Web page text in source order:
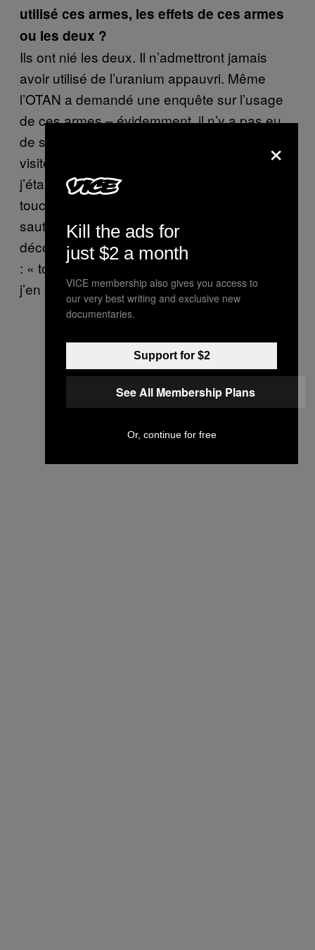
utilisé ces armes, les effets de ces armes
ou les deux ?
Ils ont nié les deux. Il n’admettront jamais
avoir utilisé de l’uranium appauvri. Même
l’OTAN a demandé une enquête sur l’usage
de ces armes – évidemment, il n’y a pas eu
de suite. Quand j’étais en Libye et que j’ai
visité les endroits détruits par les bombes,
j’étais conscient de ça. Je ne voulais rien
toucher là-bas. Il y avait des gens qui
sautaient sur les tanks pour faire des photos,
déconner, etc. En assistant à ça, je me disais
: « tous ces trucs sont forcément toxiques,
j’en suis sûr et certain ».
×
Kill the ads for
just $2 a month
VICE membership also gives you access to
our very best writing and exclusive new
documentaries.
Support for $2
See All Membership Plans
Or, continue for free